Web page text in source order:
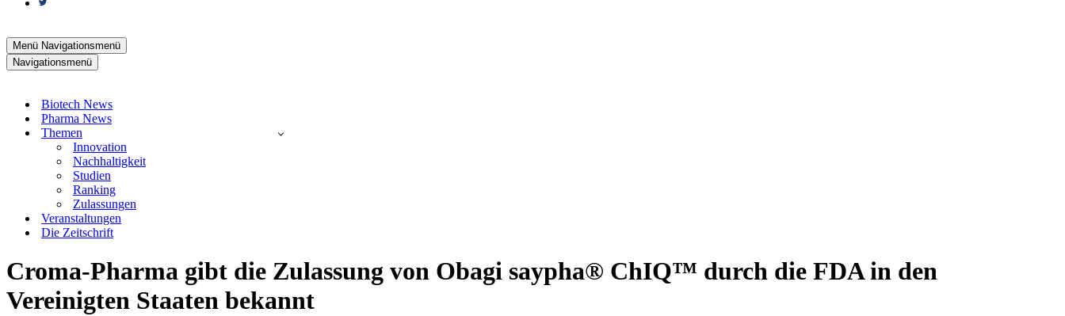
Menü Navigationsmenü
Navigationsmenü
Biotech News
Pharma News
Themen
Innovation
Nachhaltigkeit
Studien
Ranking
Zulassungen
Veranstaltungen
Die Zeitschrift
Croma-Pharma gibt die Zulassung von Obagi saypha® ChIQ™ durch die FDA in den
Vereinigten Staaten bekannt